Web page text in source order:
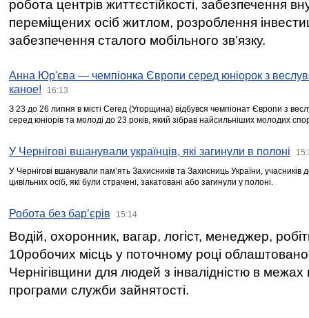
робота центрів життєстійкості, забезпечення
переміщених осіб житлом, розроблення
забезпечення сталого мобільного зв’язку.
Анна Юр'єва — чемпіонка Європи серед юніорок з
каное!
16:13
З 23 до 26 липня в місті Сегед (Угорщина) відбувся чемпіонат Європи з
серед юніорів та молоді до 23 років, який зібрав найсильніших молодих
У Чернігові вшанували українців, які загинули в полоні
У Чернігові вшанували пам’ять Захисників та Захисниць України,
цивільних осіб, які були страчені, закатовані або загинули у полоні.
Робота без бар’єрів 15:14
Водій, охоронник, вагар, логіст, менеджер,
10робочих місць у поточному році
Чернігівщини для людей з інвалідністю в межах
програми служби зайнятості.